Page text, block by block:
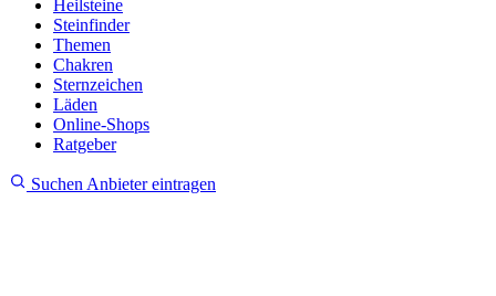
Heilsteine
Steinfinder
Themen
Chakren
Sternzeichen
Läden
Online-Shops
Ratgeber
Suchen Anbieter eintragen